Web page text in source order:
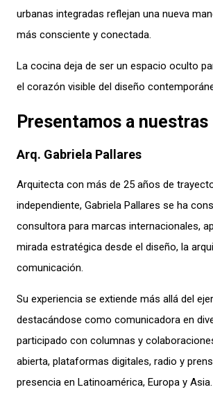
urbanas integradas reflejan una nueva
más consciente y conectada.
La cocina deja de ser un espacio oculto
el corazón visible del diseño
Presentamos a
Arq. Gabriela Pallares
Arquitecta con más de 25 años de
independiente, Gabriela Pallares se ha
consultora para marcas internacionales,
mirada estratégica desde el diseño, la
comunicación.
Su experiencia se extiende más allá del
destacándose como comunicadora en
participado con columnas y
abierta, plataformas digitales, radio y
presencia en Latinoamérica, Europa y Asia.